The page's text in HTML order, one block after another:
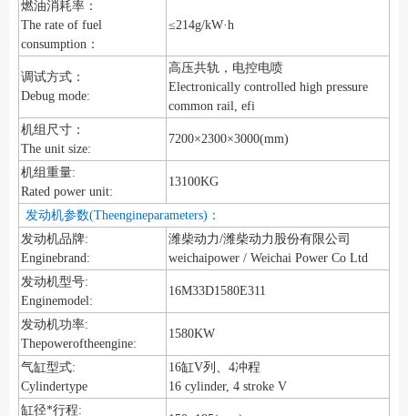
燃油消耗率：
The rate of fuel
consumption：
≤214g/kW·h
调试方式：
Debug mode:
高压共轨，电控电喷
Electronically controlled high pressure
common rail, efi
机组尺寸：
The unit size:
7200×2300×3000(mm)
机组重量:
Rated power unit:
13100KG
发动机参数(Theengineparameters)：
发动机品牌:
Enginebrand:
潍柴动力/潍柴动力股份有限公司
weichaipower / Weichai Power Co Ltd
发动机型号:
Enginemodel:
16M33D1580E311
发动机功率:
Thepoweroftheengine:
1580KW
气缸型式:
Cylindertype
16缸V列、4冲程
16 cylinder, 4 stroke V
缸径*行程: